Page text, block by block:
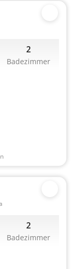
2
Badezimmer
2
Badezimmer